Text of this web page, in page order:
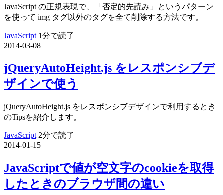
JavaScript の正規表現で、「否定的先読み」というパターン
を使って img タグ以外のタグを全て削除する方法です。
JavaScript 1分で読了
2014-03-08
jQueryAutoHeight.js をレスポンシブデ
ザインで使う
jQueryAutoHeight.js をレスポンシブデザインで利用するとき
のTipsを紹介します。
JavaScript 2分で読了
2014-01-15
JavaScriptで値が空文字のcookieを取得
したときのブラウザ間の違い